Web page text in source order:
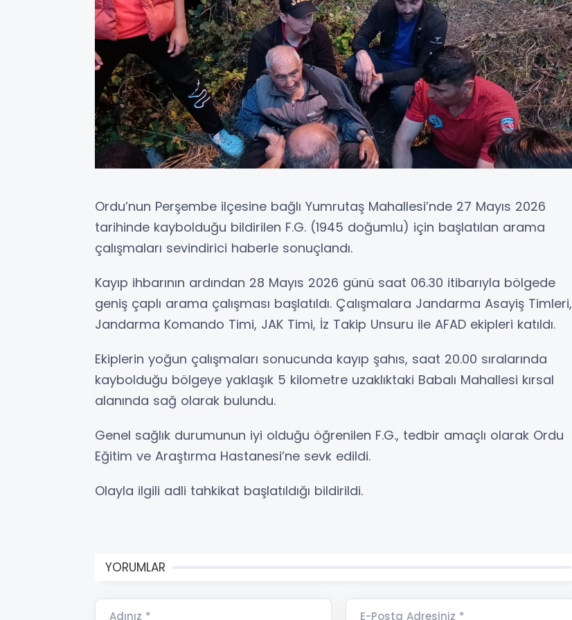
Ordu’nun Perşembe ilçesine bağlı Yumrutaş Mahallesi’nde 27 Mayıs 2026
tarihinde kaybolduğu bildirilen F.G. (1945 doğumlu) için başlatılan arama
çalışmaları sevindirici haberle sonuçlandı.
Kayıp ihbarının ardından 28 Mayıs 2026 günü saat 06.30 itibarıyla bölgede
geniş çaplı arama çalışması başlatıldı. Çalışmalara Jandarma Asayiş Timleri,
Jandarma Komando Timi, JAK Timi, İz Takip Unsuru ile AFAD ekipleri katıldı.
Ekiplerin yoğun çalışmaları sonucunda kayıp şahıs, saat 20.00 sıralarında
kaybolduğu bölgeye yaklaşık 5 kilometre uzaklıktaki Babalı Mahallesi kırsal
alanında sağ olarak bulundu.
Genel sağlık durumunun iyi olduğu öğrenilen F.G., tedbir amaçlı olarak Ordu
Eğitim ve Araştırma Hastanesi’ne sevk edildi.
Olayla ilgili adli tahkikat başlatıldığı bildirildi.
YORUMLAR
Adınız * E-Posta Adresiniz *